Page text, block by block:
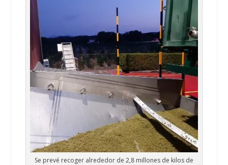
Se prevé recoger alrededor de 2,8 millones de kilos de